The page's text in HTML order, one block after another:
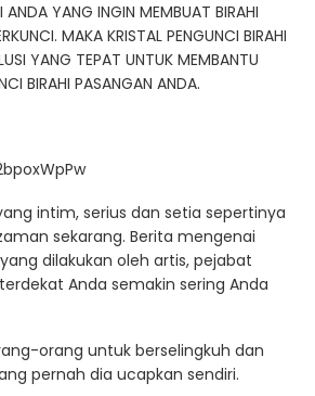
ANDA YANG INGIN MEMBUAT BIRAHI
MAKA KRISTAL PENGUNCI BIRAHI
YANG TEPAT UNTUK MEMBANTU
BIRAHI PASANGAN ANDA.
intim, serius dan setia sepertinya
sekarang. Berita mengenai
dilakukan oleh artis, pejabat
Anda semakin sering Anda
orang untuk berselingkuh dan
pernah dia ucapkan sendiri.